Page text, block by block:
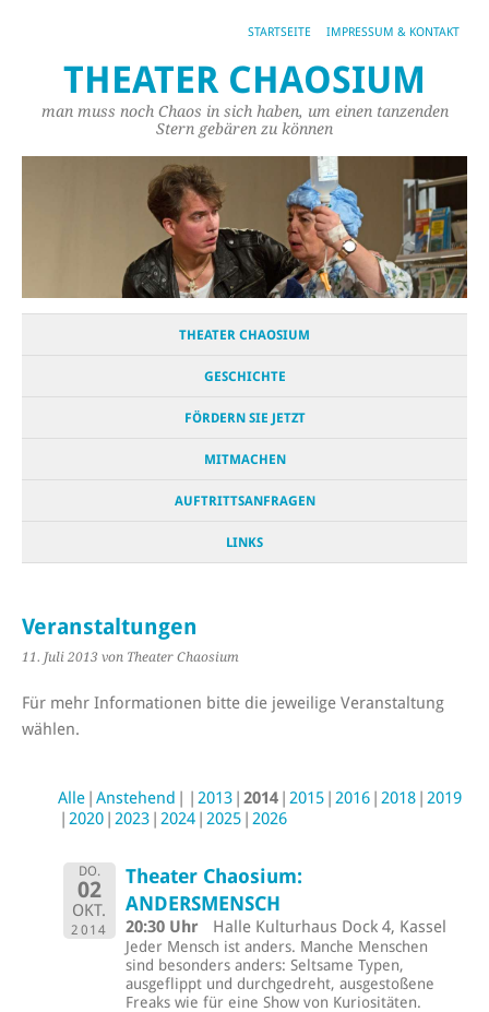
STARTSEITE IMPRESSUM & KONTAKT
THEATER CHAOSIUM
man muss noch Chaos in sich haben, um einen tanzenden
Stern gebären zu können
THEATER CHAOSIUM
GESCHICHTE
FÖRDERN SIE JETZT
MITMACHEN
AUFTRITTSANFRAGEN
LINKS
Veranstaltungen
11. Juli 2013 von Theater Chaosium
Für mehr Informationen bitte die jeweilige Veranstaltung
wählen.
Alle Anstehend 2013 2014 2015 2016 2018 2019
2020 2023 2024 2025 2026
DO.
02
OKT.
2014
Theater Chaosium:
ANDERSMENSCH
20:30 Uhr Halle Kulturhaus Dock 4, Kassel
Jeder Mensch ist anders. Manche Menschen
sind besonders anders: Seltsame Typen,
ausgeflippt und durchgedreht, ausgestoßene
Freaks wie für eine Show von Kuriositäten.